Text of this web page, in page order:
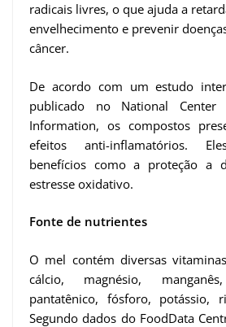
radicais livres, o que ajuda a
envelhecimento e prevenir
câncer.
De acordo com um estudo
publicado no National Center
Information, os compostos
efeitos anti-inflamatórios.
benefícios como a proteção a
estresse oxidativo.
Fonte de nutrientes
O mel contém diversas
cálcio, magnésio,
pantatênico, fósforo, potássio,
Segundo dados do FoodData